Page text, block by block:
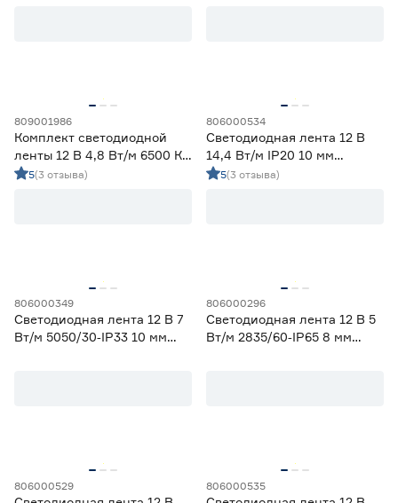
809001986
Комплект светодиодной
ленты 12 В 4,8 Вт/м 6500 К
IP65 2835 5 м ЭРА
5(3 отзыва)
806000534
Светодиодная лента 12 В
14,4 Вт/м IP20 10 мм
холодный свет 5 м
5(3 отзыва)
806000349
Светодиодная лента 12 В 7
Вт/м 5050/30‑IP33 10 мм
806000296
Светодиодная лента 12 В 5
Вт/м 2835/60‑IP65 8 мм
806000529 806000535